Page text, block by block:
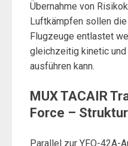
Übernahme von
Luftkämpfen sollen
Flugzeuge entlastet
gleichzeitig kinetic
ausführen kann.
MUX TACAIR
Force –
Parallel zur YFQ-42A-